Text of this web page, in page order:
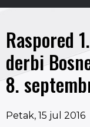
Raspored
derbi
8.
Petak, 15 jul 2016